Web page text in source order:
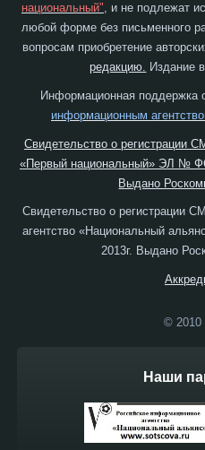
национальный", и не подлежат
любой форме без письменного
вопросам приобретение
редакцию. Издание
Информационная поддержка
информационным
Свидетельство о регистрации
«Первый национальный» ЭЛ № ФС
Выдано
Свидетельство о регистрации
агентство «Национальный
2013г. Выдано
© 2010
Наши